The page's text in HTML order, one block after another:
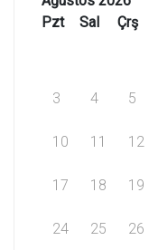
Pzt
Sal Çrş
3 4 5
10 11 12
17 18 19
24 25 26